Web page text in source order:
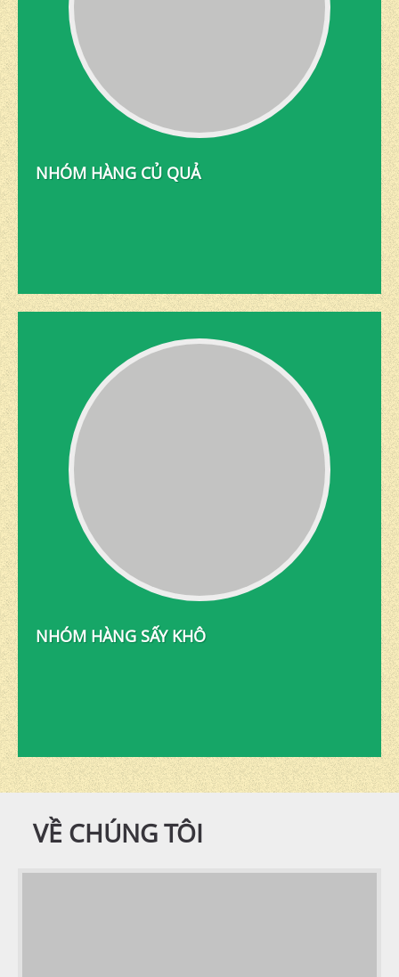
NHÓM HÀNG CỦ QUẢ
NHÓM HÀNG SẤY KHÔ
VỀ CHÚNG TÔI